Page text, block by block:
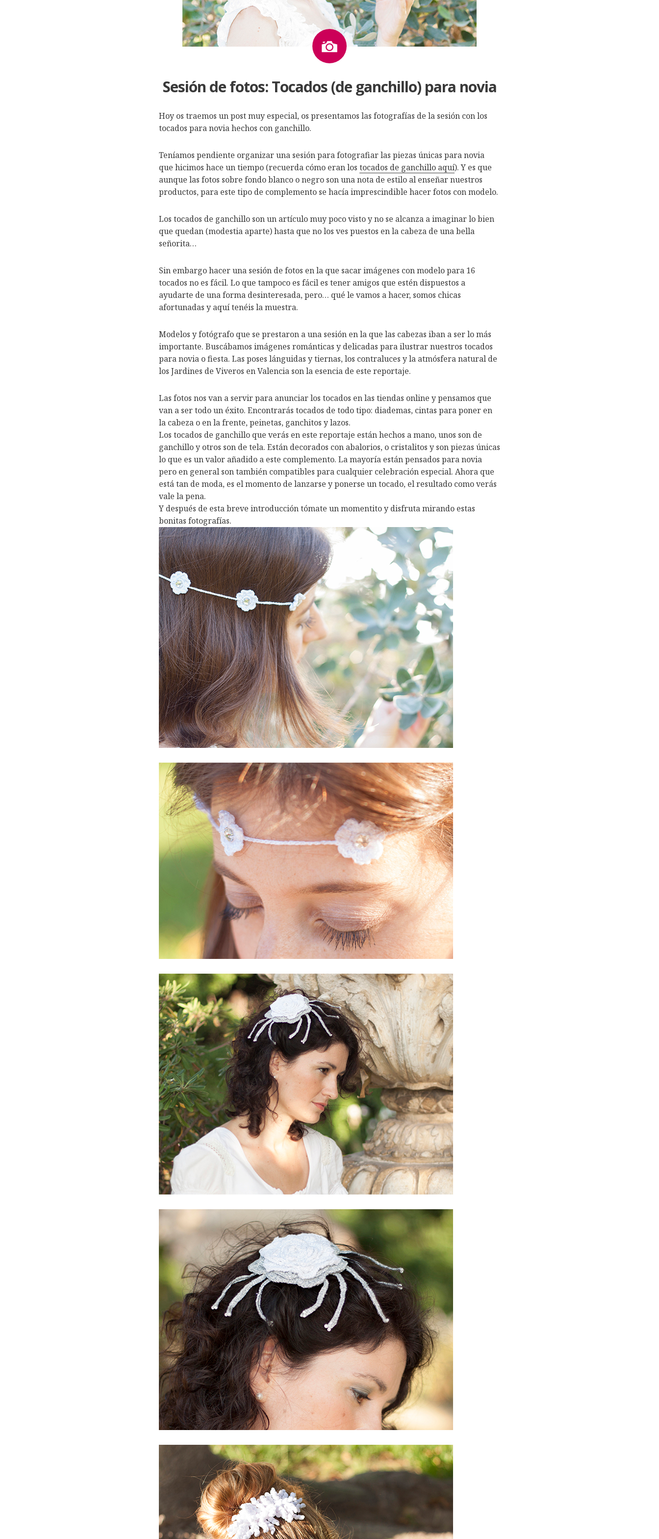
Imagen
Sesión de fotos: Tocados (de ganchillo) para novia
Hoy os traemos un post muy especial, os presentamos las fotografías de la sesión con los
tocados para novia hechos con ganchillo.
Teníamos pendiente organizar una sesión para fotografiar las piezas únicas para novia
que hicimos hace un tiempo (recuerda cómo eran los tocados de ganchillo aquí). Y es que
aunque las fotos sobre fondo blanco o negro son una nota de estilo al enseñar nuestros
productos, para este tipo de complemento se hacía imprescindible hacer fotos con modelo.
Los tocados de ganchillo son un artículo muy poco visto y no se alcanza a imaginar lo bien
que quedan (modestia aparte) hasta que no los ves puestos en la cabeza de una bella
señorita…
Sin embargo hacer una sesión de fotos en la que sacar imágenes con modelo para 16
tocados no es fácil. Lo que tampoco es fácil es tener amigos que estén dispuestos a
ayudarte de una forma desinteresada, pero… qué le vamos a hacer, somos chicas
afortunadas y aquí tenéis la muestra.
Modelos y fotógrafo que se prestaron a una sesión en la que las cabezas iban a ser lo más
importante. Buscábamos imágenes románticas y delicadas para ilustrar nuestros tocados
para novia o fiesta. Las poses lánguidas y tiernas, los contraluces y la atmósfera natural de
los Jardines de Viveros en Valencia son la esencia de este reportaje.
Las fotos nos van a servir para anunciar los tocados en las tiendas online y pensamos que
van a ser todo un éxito. Encontrarás tocados de todo tipo: diademas, cintas para poner en
la cabeza o en la frente, peinetas, ganchitos y lazos.
Los tocados de ganchillo que verás en este reportaje están hechos a mano, unos son de
ganchillo y otros son de tela. Están decorados con abalorios, o cristalitos y son piezas únicas
lo que es un valor añadido a este complemento. La mayoría están pensados para novia
pero en general son también compatibles para cualquier celebración especial. Ahora que
está tan de moda, es el momento de lanzarse y ponerse un tocado, el resultado como verás
vale la pena.
Y después de esta breve introducción tómate un momentito y disfruta mirando estas
bonitas fotografías.